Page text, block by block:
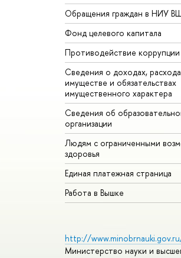
Обращения граждан в НИУ
Фонд целевого капитала
Противодействие коррупции
Сведения о доходах,
имуществе и обязательствах
имущественного характера
Сведения об
организации
Людям с ограниченными
здоровья
Единая платежная страница
Работа в Вышке
http://
Министерство науки и